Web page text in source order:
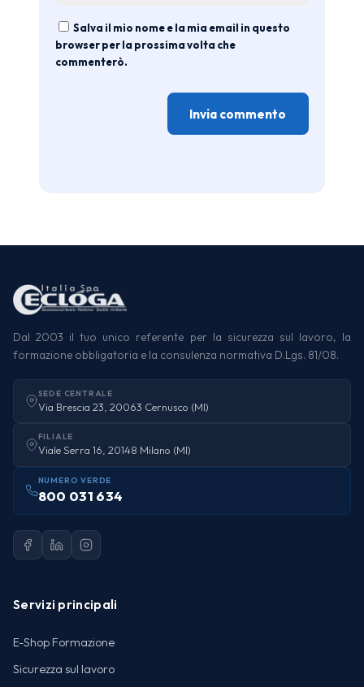
Salva il mio nome e la mia email in questo
browser per la prossima volta che
commenterò.
Dal 2003 il tuo unico referente per la sicurezza sul lavoro, la
formazione obbligatoria e la consulenza normativa D.Lgs. 81/08.
SEDE CENTRALE
Via Brescia 23, 20063 Cernusco (MI)
FILIALE
Viale Serra 16, 20148 Milano (MI)
NUMERO VERDE
800 031 634
Servizi principali
E-Shop Formazione
Sicurezza sul lavoro